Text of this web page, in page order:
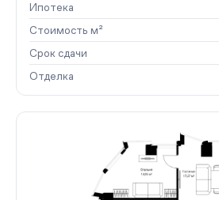
Ипотека
Стоимость м²
Срок сдачи
Отделка